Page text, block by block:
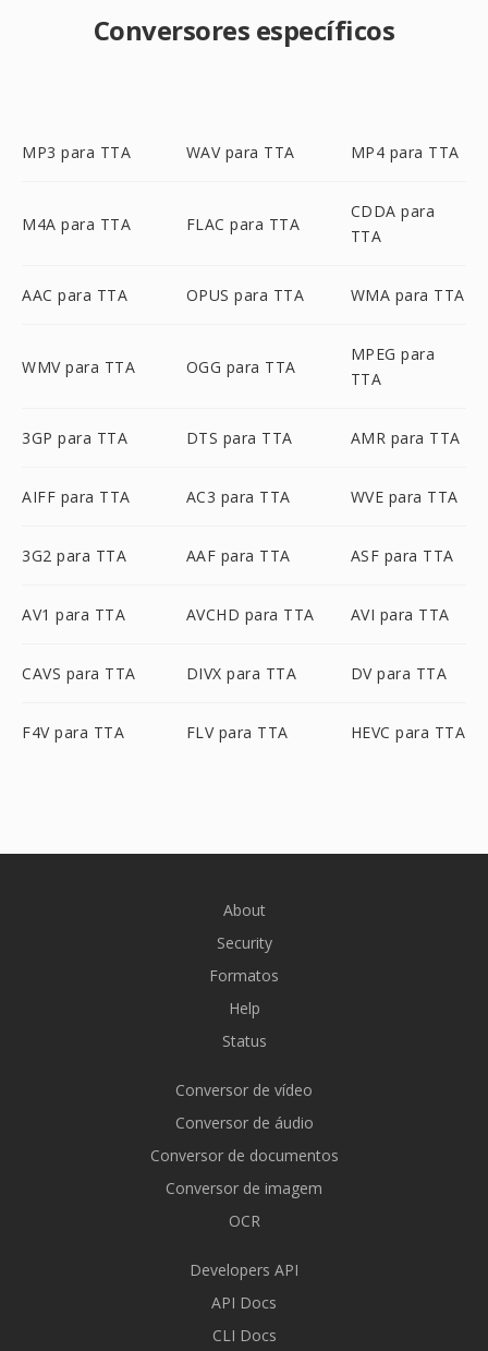
Conversores específicos
MP3 para TTA WAV para TTA MP4 para TTA
M4A para TTA FLAC para TTA
CDDA para
TTA
AAC para TTA OPUS para TTA WMA para TTA
WMV para TTA OGG para TTA
MPEG para
TTA
3GP para TTA DTS para TTA AMR para TTA
AIFF para TTA AC3 para TTA WVE para TTA
3G2 para TTA AAF para TTA ASF para TTA
AV1 para TTA AVCHD para TTA AVI para TTA
CAVS para TTA DIVX para TTA DV para TTA
F4V para TTA FLV para TTA HEVC para TTA
About
Security
Formatos
Help
Status
Conversor de vídeo
Conversor de áudio
Conversor de documentos
Conversor de imagem
OCR
Developers API
API Docs
CLI Docs